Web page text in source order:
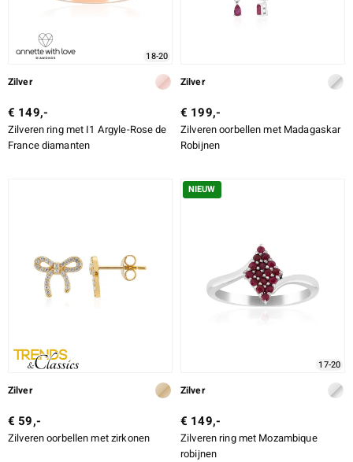
18-20
Zilver
€ 149,-
Zilveren ring met I1 Argyle-Rose de
France diamanten
Zilver
€ 199,-
Zilveren oorbellen met Madagaskar
Robijnen
Zilver
€ 59,-
Zilveren oorbellen met zirkonen
NIEUW
17-20
Zilver
€ 149,-
Zilveren ring met Mozambique
robijnen